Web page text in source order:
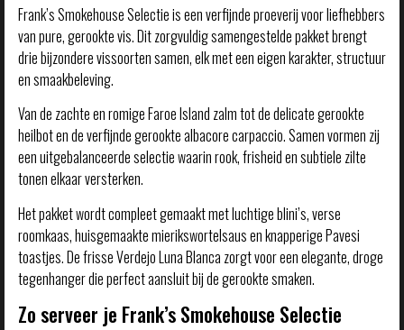
Frank’s Smokehouse Selectie is een verfijnde proeverij voor liefhebbers
van pure, gerookte vis. Dit zorgvuldig samengestelde pakket brengt
drie bijzondere vissoorten samen, elk met een eigen karakter, structuur
en smaakbeleving.
Van de zachte en romige Faroe Island zalm tot de delicate gerookte
heilbot en de verfijnde gerookte albacore carpaccio. Samen vormen zij
een uitgebalanceerde selectie waarin rook, frisheid en subtiele zilte
tonen elkaar versterken.
Het pakket wordt compleet gemaakt met luchtige blini’s, verse
roomkaas, huisgemaakte mierikswortelsaus en knapperige Pavesi
toastjes. De frisse Verdejo Luna Blanca zorgt voor een elegante, droge
tegenhanger die perfect aansluit bij de gerookte smaken.
Zo serveer je Frank’s Smokehouse Selectie